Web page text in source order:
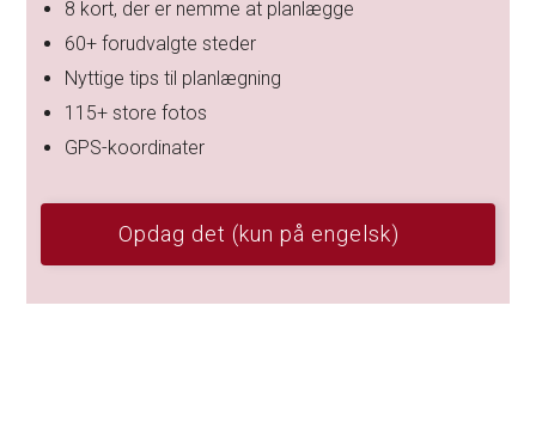
8 kort, der er nemme at planlægge
60+ forudvalgte steder
Nyttige tips til planlægning
115+ store fotos
GPS-koordinater
Opdag det (kun på engelsk)